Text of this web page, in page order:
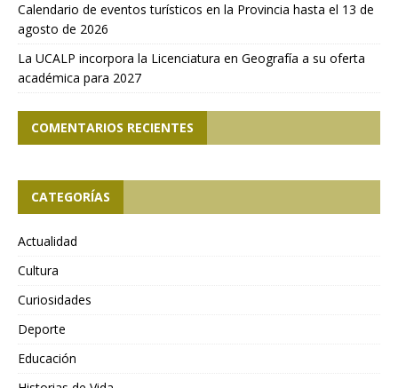
Calendario de eventos turísticos en la Provincia hasta el 13 de
agosto de 2026
La UCALP incorpora la Licenciatura en Geografía a su oferta
académica para 2027
COMENTARIOS RECIENTES
CATEGORÍAS
Actualidad
Cultura
Curiosidades
Deporte
Educación